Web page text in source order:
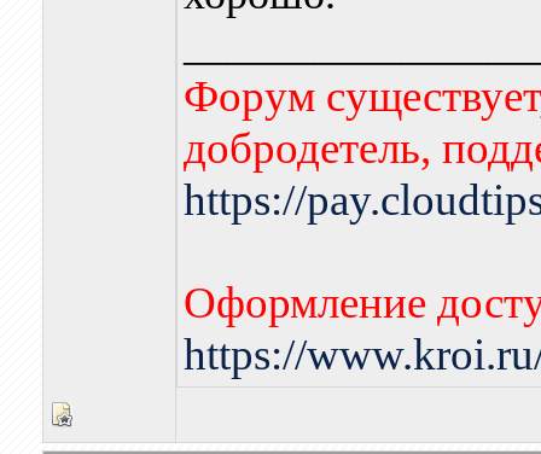
Форум
добродетель,
https://
Оформление
https://